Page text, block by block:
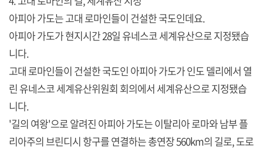
아피아 가도는 고대 로마인들이 건설한 국도인데요.
아피아 가도가 현지시간 28일 유네스코 세계유산으로 지정됐습
니다.
고대 로마인들이 건설한 국도인 아피아 가도가 인도 델리에서 열
린 유네스코 세계유산위원회 회의에서 세계유산으로 지정됐습
니다.
'길의 여왕'으로 알려진 아피아 가도는 이탈리아 로마와 남부 플
리아주의 브린디시 항구를 연결하는 총연장 560km의 길로, 도로